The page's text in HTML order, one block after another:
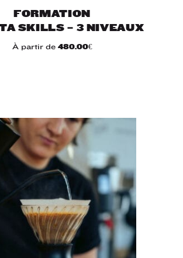
FORMATION
SKILLS – 3 NIVEAUX
À partir de 480.00€